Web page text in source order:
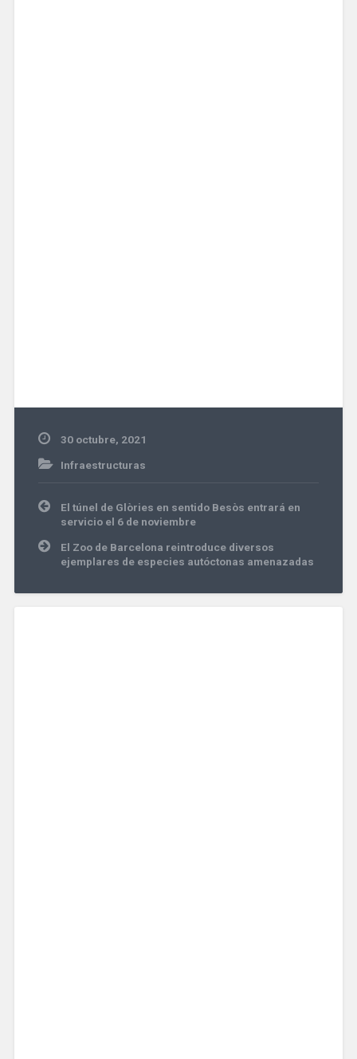
30 octubre, 2021
Infraestructuras
Navegación
de
entradas
El túnel de Glòries en sentido Besòs entrará en
servicio el 6 de noviembre
El Zoo de Barcelona reintroduce diversos
ejemplares de especies autóctonas amenazadas